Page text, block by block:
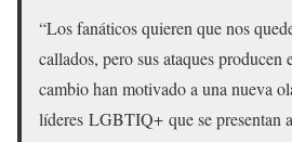
“Los fanáticos quieren que nos
callados, pero sus ataques producen
cambio han motivado a una nueva
líderes LGBTIQ+ que se presentan